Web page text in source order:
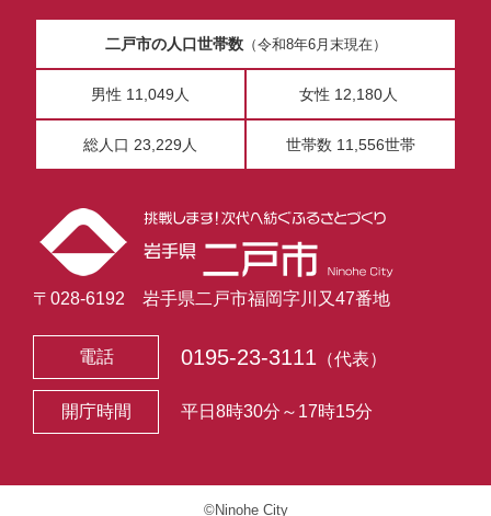
二戸市の人口世帯数（令和8年6月末現在）
男性 11,049人 女性 12,180人
総人口 23,229人 世帯数 11,556世帯
〒028-6192 岩手県二戸市福岡字川又47番地
電話 0195-23-3111 （代表）
開庁時間 平日8時30分～17時15分
©Ninohe City